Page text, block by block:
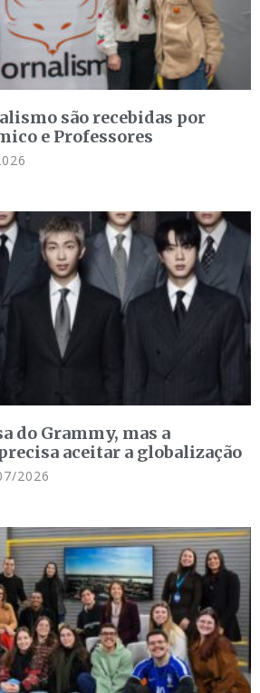
são recebidas por
e Professores
do Grammy, mas a
aceitar a globalização
2026